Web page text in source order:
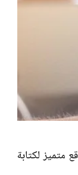
متميز لكتابة